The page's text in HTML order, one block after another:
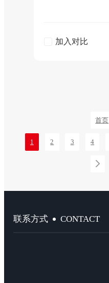
加入对比
首页
1 2 3 4
联系方式 CONTACT